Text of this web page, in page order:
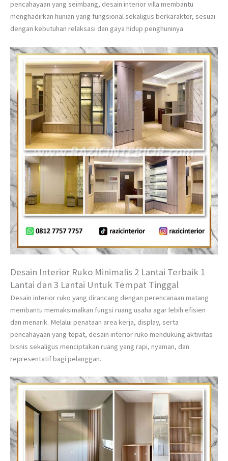
pencahayaan yang seimbang, desain interior villa membantu
menghadirkan hunian yang fungsional sekaligus berkarakter, sesuai
dengan kebutuhan relaksasi dan gaya hidup penghuninya
Desain Interior Ruko Minimalis 2 Lantai Terbaik 1
Lantai dan 3 Lantai Untuk Tempat Tinggal
Desain interior ruko yang dirancang dengan perencanaan matang
membantu memaksimalkan fungsi ruang usaha agar lebih efisien
dan menarik. Melalui penataan area kerja, display, serta
pencahayaan yang tepat, desain interior ruko mendukung aktivitas
bisnis sekaligus menciptakan ruang yang rapi, nyaman, dan
representatif bagi pelanggan.